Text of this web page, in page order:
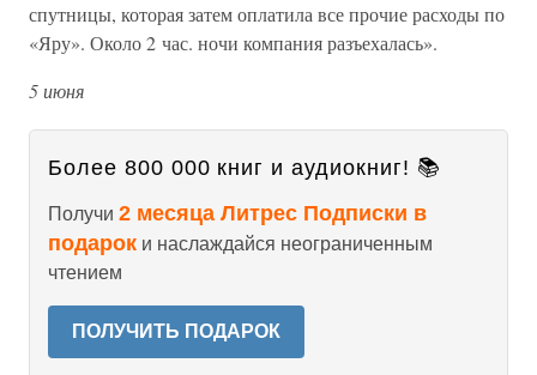
спутницы, которая затем оплатила все прочие расходы по
«Яру». Около 2 час. ночи компания разъехалась».
5 июня
Более 800 000 книг и аудиокниг! 📚
Получи 2 месяца Литрес Подписки в
подарок и наслаждайся неограниченным
чтением
ПОЛУЧИТЬ ПОДАРОК